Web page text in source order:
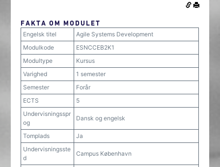
FAKTA OM MODULET
Engelsk titel
Agile Systems Development
Modulkode
ESNCCEB2K1
Modultype
Kursus
Varighed
1 semester
Semester
Forår
ECTS
5
Undervisningsspr
og
Dansk og engelsk
Tomplads
Ja
Undervisningsste
d
Campus København